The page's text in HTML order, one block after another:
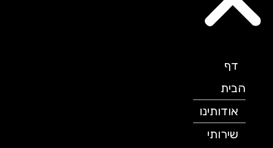
הבית
אודותינו
שירותי